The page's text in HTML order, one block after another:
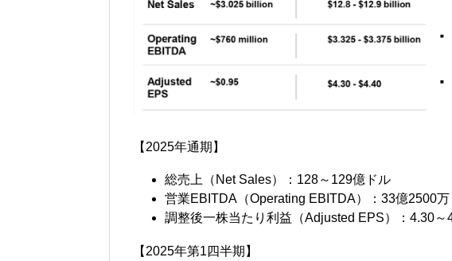
【2025年通期】
総売上（Net Sales）：128～129億ドル
営業EBITDA（Operating EBITDA）：33億2500
調整後一株当たり利益（Adjusted EPS）：4.30～
【2025年第1四半期】